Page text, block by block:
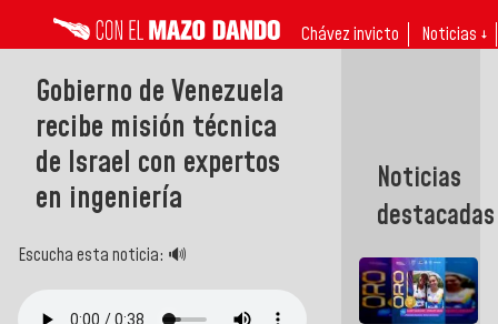
Chávez invicto Noticias ↓
Gobierno de Venezuela
recibe misión técnica
de Israel con expertos
en ingeniería
Escucha esta noticia: 🔊
Noticias
destacadas